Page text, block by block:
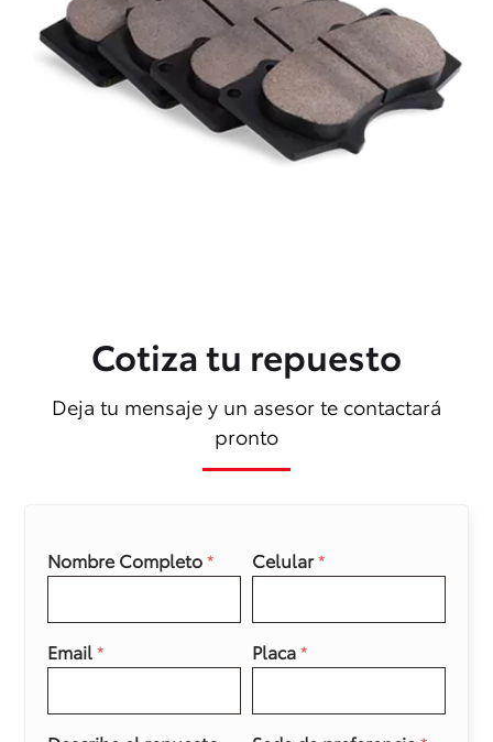
Cotiza tu repuesto
Deja tu mensaje y un asesor te contactará
pronto
Nombre Completo*
Email*
Celular*
Placa*